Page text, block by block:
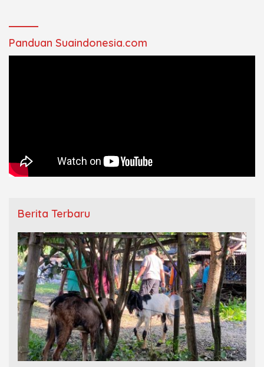
Panduan Suaindonesia.com
Berita Terbaru